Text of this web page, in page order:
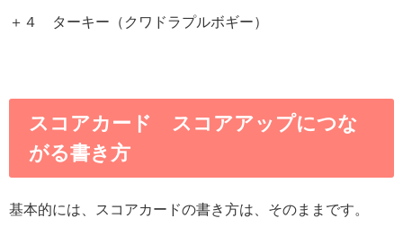
＋４ ターキー（クワドラプルボギー）
スコアカード スコアアップにつな
がる書き方
基本的には、スコアカードの書き方は、そのままです。